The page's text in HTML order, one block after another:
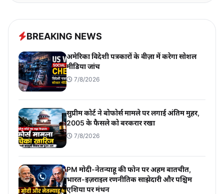
BREAKING NEWS
अमेरिका विदेशी पत्रकारों के वीज़ा में करेगा सोशल
मीडिया जांच
7/8/2026
सुप्रीम कोर्ट ने बोफोर्स मामले पर लगाई अंतिम मुहर,
2005 के फैसले को बरकरार रखा
7/8/2026
PM मोदी-नेतन्याहू की फोन पर अहम बातचीत,
भारत-इज़राइल रणनीतिक साझेदारी और पश्चिम
एशिया पर मंथन